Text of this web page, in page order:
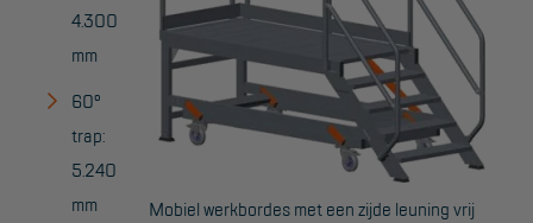
Ladders en trappen
Reparatie en onderhoud
Aanmelden InspectiewekkerMobiel werkbordes met een zijde leuning vrij
4.300
mm
60°
trap:
5.240
mm